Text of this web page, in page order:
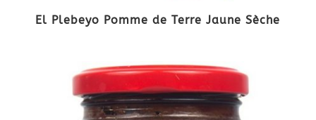
El Plebeyo Pomme de Terre Jaune Sèche